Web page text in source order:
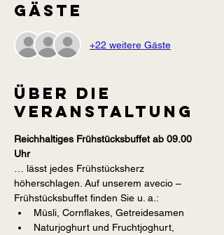
Gäste
+22 weitere Gäste
Über die
Veranstaltung
Reichhaltiges Frühstücksbuffet ab 09.00
Uhr
… lässt jedes Frühstücksherz
höherschlagen. Auf unserem avecio –
Frühstücksbuffet finden Sie u. a.:
Müsli, Cornflakes, Getreidesamen
Naturjoghurt und Fruchtjoghurt,